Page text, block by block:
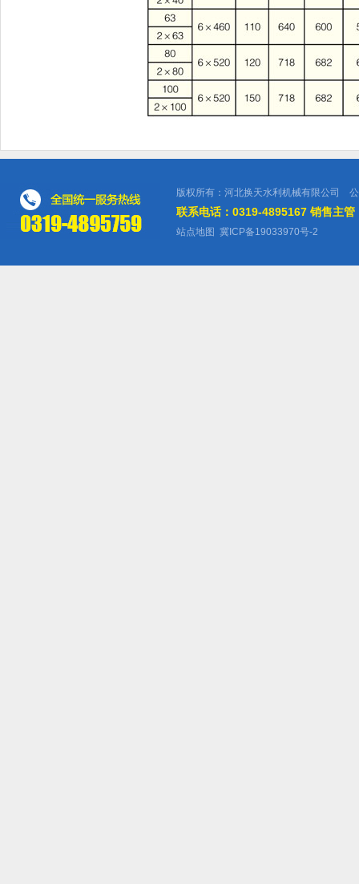
版权所有：河北换天水利机械有限公司
联系电话：0319-4895167 销售主
站点地图 冀ICP备19033970号-2